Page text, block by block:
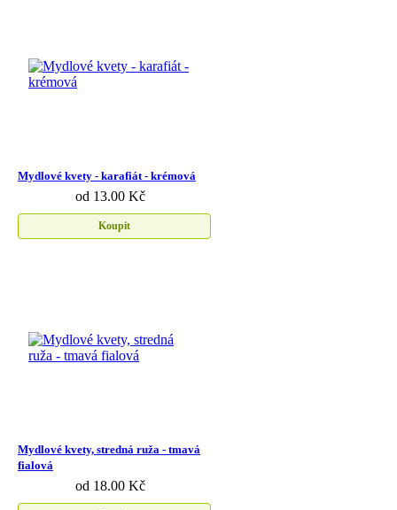
Mydlové kvety - karafiát - krémová
od 13.00 Kč
Koupit
Mydlové kvety, stredná ruža - tmavá
fialová
od 18.00 Kč